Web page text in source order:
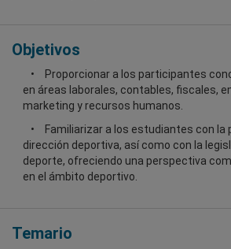
Objetivos
Proporcionar a los participantes
en áreas laborales, contables, fiscales,
marketing y recursos humanos.
Familiarizar a los estudiantes con la
dirección deportiva, así como con la
deporte, ofreciendo una perspectiva
en el ámbito deportivo.
Temario